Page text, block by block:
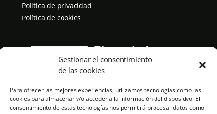
Gestionar el consentimiento
de las cookies
Para ofrecer las mejores experiencias, utilizamos tecnologías como las
cookies para almacenar y/o acceder a la información del dispositivo. El
consentimiento de estas tecnologías nos permitirá procesar datos como
Política de privacidad
Política de cookies